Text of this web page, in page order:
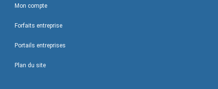
Mon compte
Forfaits entreprise
Portails entreprises
Plan du site